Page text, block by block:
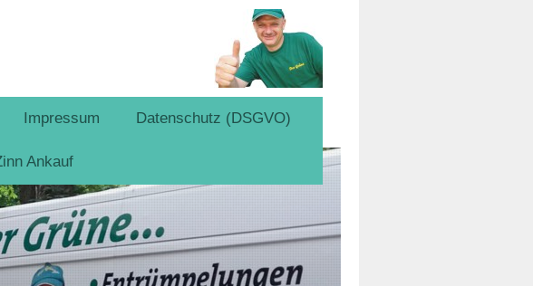
Impressum Datenschutz (DSGVO)
Ankauf